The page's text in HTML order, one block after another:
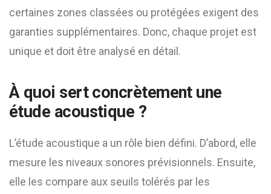
certaines zones classées ou protégées exigent des
garanties supplémentaires. Donc, chaque projet est
unique et doit être analysé en détail.
À quoi sert concrètement une
étude acoustique ?
L’étude acoustique a un rôle bien défini. D’abord, elle
mesure les niveaux sonores prévisionnels. Ensuite,
elle les compare aux seuils tolérés par les